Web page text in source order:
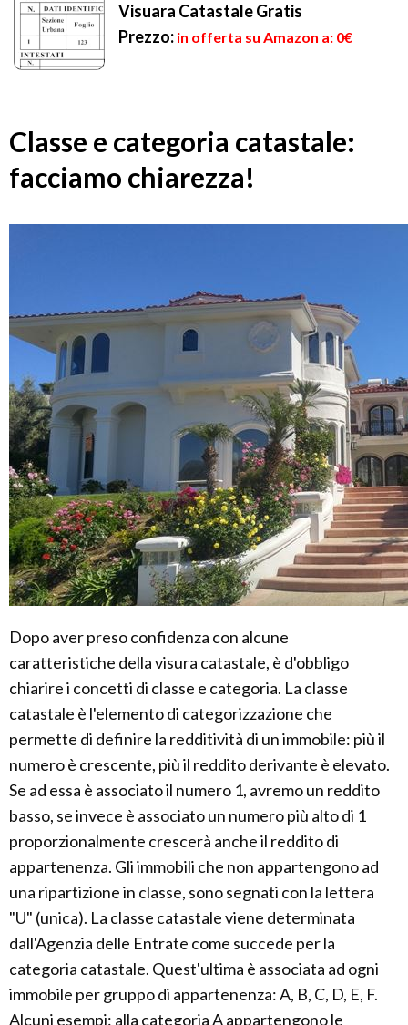
Visuara Catastale Gratis
Prezzo: in offerta su Amazon a: 0€
Classe e categoria catastale:
facciamo chiarezza!
Dopo aver preso confidenza con alcune
caratteristiche della visura catastale, è d'obbligo
chiarire i concetti di classe e categoria. La classe
catastale è l'elemento di categorizzazione che
permette di definire la redditività di un immobile: più il
numero è crescente, più il reddito derivante è elevato.
Se ad essa è associato il numero 1, avremo un reddito
basso, se invece è associato un numero più alto di 1
proporzionalmente crescerà anche il reddito di
appartenenza. Gli immobili che non appartengono ad
una ripartizione in classe, sono segnati con la lettera
"U" (unica). La classe catastale viene determinata
dall'Agenzia delle Entrate come succede per la
categoria catastale. Quest'ultima è associata ad ogni
immobile per gruppo di appartenenza: A, B, C, D, E, F.
Alcuni esempi: alla categoria A appartengono le